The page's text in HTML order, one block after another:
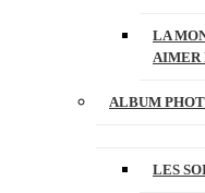
LA
AIMER
ALBUM
LES